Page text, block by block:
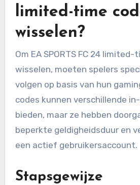
limited-time
wisselen?
Om EA SPORTS FC 24
wisselen, moeten spelers
volgen op basis van hun
codes kunnen verschillende
bieden, maar ze hebben
beperkte geldigheidsduur en
een actief gebruikersaccount.
Stapsgewijze